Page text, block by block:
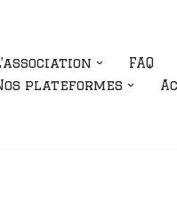
FAQ
plateformes